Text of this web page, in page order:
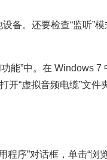
备。还要检查“监听”
能”中。在 Windows 7
开“虚拟音频电缆”文件
程序”对话框，单击“浏